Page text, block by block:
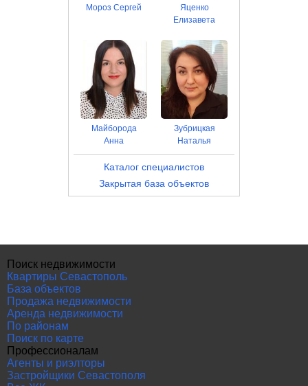
Мороз Сергей
Яценко
Елизавета
Майборода
Анна
Зубрицкая
Наталья
Каталог специалистов
Закрытая база объектов
Поиск недвижимости
Квартиры Севастополь
База объектов
Продажа недвижимости
Аренда недвижимости
По районам
Поиск по карте
Профессионалам
Агенты и риэлторы
Застройщики Севастополя